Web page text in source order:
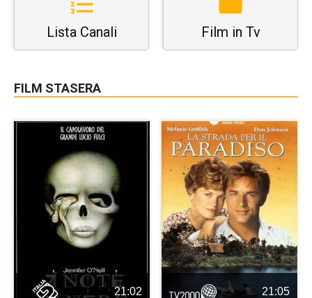
Lista Canali Film in Tv
FILM STASERA
21:02 21:05